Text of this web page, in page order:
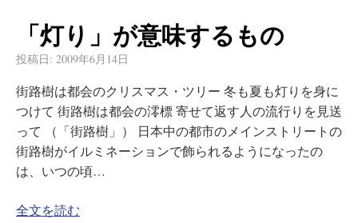
「灯り」が意味するもの
投稿日: 2009年6月14日
街路樹は都会のクリスマス・ツリー 冬も夏も灯りを身に
つけて 街路樹は都会の澪標 寄せて返す人の流行りを見送
って （「街路樹」） 日本中の都市のメインストリートの
街路樹がイルミネーションで飾られるようになったの
は、いつの頃…
全文を読む